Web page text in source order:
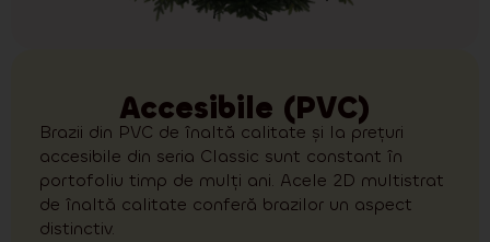
Accesibile (PVC)
Brazii din PVC de înaltă calitate și la prețuri
accesibile din seria Classic sunt constant în
portofoliu timp de mulți ani. Acele 2D multistrat
de înaltă calitate conferă brazilor un aspect
distinctiv.